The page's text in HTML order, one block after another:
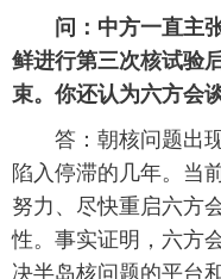
问：中方一直主
鲜进行第三次核试验
束。你还认为六方会
答：朝核问题出现
陷入停滞的几年。当
努力、尽快重启六方
性。事实证明，六方
决半岛核问题的平台